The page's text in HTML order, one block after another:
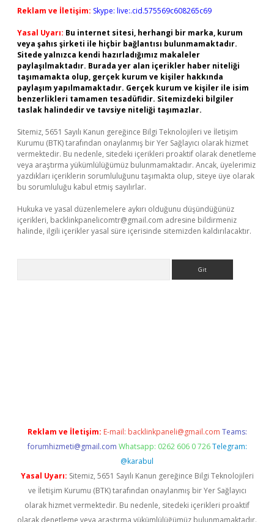
Reklam ve İletişim: Skype: live:.cid.575569c608265c69
Yasal Uyarı: Bu internet sitesi, herhangi bir marka, kurum
veya şahıs şirketi ile hiçbir bağlantısı bulunmamaktadır.
Sitede yalnızca kendi hazırladığımız makaleler
paylaşılmaktadır. Burada yer alan içerikler haber niteliği
taşımamakta olup, gerçek kurum ve kişiler hakkında
paylaşım yapılmamaktadır. Gerçek kurum ve kişiler ile isim
benzerlikleri tamamen tesadüfidir. Sitemizdeki bilgiler
taslak halindedir ve tavsiye niteliği taşımazlar.
Sitemiz, 5651 Sayılı Kanun gereğince Bilgi Teknolojileri ve İletişim
Kurumu (BTK) tarafından onaylanmış bir Yer Sağlayıcı olarak hizmet
vermektedir. Bu nedenle, sitedeki içerikleri proaktif olarak denetleme
veya araştırma yükümlülüğümüz bulunmamaktadır. Ancak, üyelerimiz
yazdıkları içeriklerin sorumluluğunu taşımakta olup, siteye üye olarak
bu sorumluluğu kabul etmiş sayılırlar.
Hukuka ve yasal düzenlemelere aykırı olduğunu düşündüğünüz
içerikleri, backlinkpanelicomtr@gmail.com adresine bildirmeniz
halinde, ilgili içerikler yasal süre içerisinde sitemizden kaldırılacaktır.
Reklam ve İletişim: E-mail: backlinkpaneli@gmail.com Teams:
forumhizmeti@gmail.com Whatsapp: 0262 606 0 726 Telegram:
@karabul
Yasal Uyarı: Sitemiz, 5651 Sayılı Kanun gereğince Bilgi Teknolojileri
ve İletişim Kurumu (BTK) tarafından onaylanmış bir Yer Sağlayıcı
olarak hizmet vermektedir. Bu nedenle, sitedeki içerikleri proaktif
olarak denetleme veya araştırma yükümlülüğümüz bulunmamaktadır.